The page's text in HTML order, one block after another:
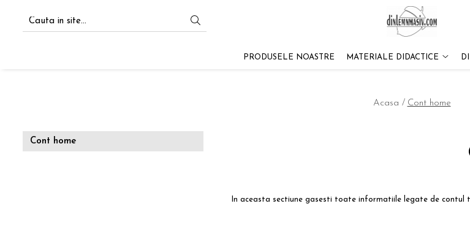
PRODUSELE NOASTRE MATERIALE DIDACTICE
Acasa / Cont home
In aceasta sectiune gasesti toate informatiile legate de contul
Cont home